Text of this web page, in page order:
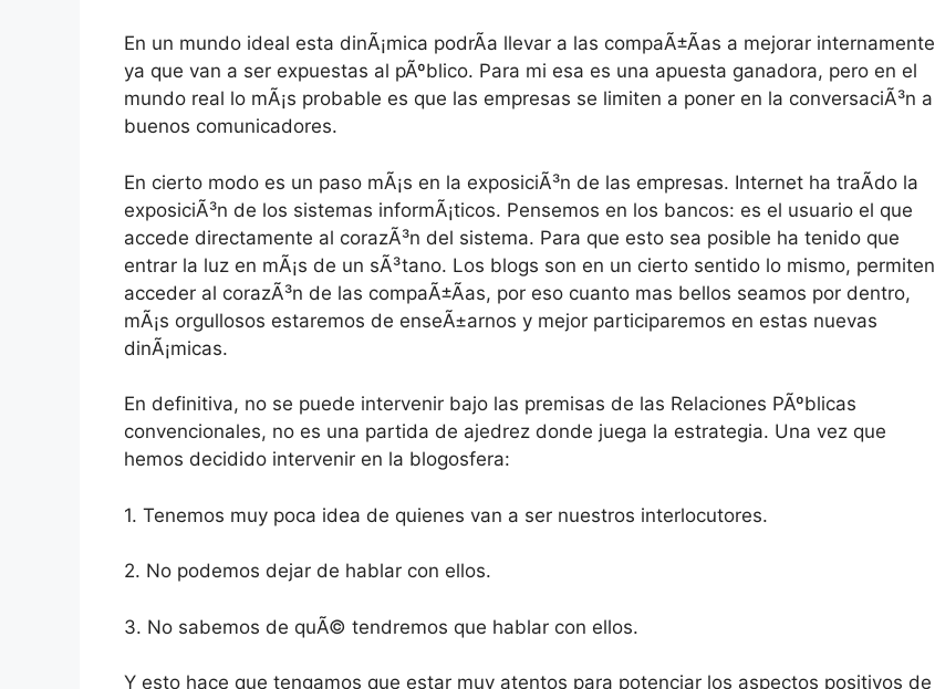
En un mundo ideal esta dinÃ¡mica podrÃ­a llevar a las compaÃ±Ã­as a mejorar internamente
ya que van a ser expuestas al pÃºblico. Para mi esa es una apuesta ganadora, pero en el
mundo real lo mÃ¡s probable es que las empresas se limiten a poner en la conversaciÃ³n a
buenos comunicadores.
En cierto modo es un paso mÃ¡s en la exposiciÃ³n de las empresas. Internet ha traÃ­do la
exposiciÃ³n de los sistemas informÃ¡ticos. Pensemos en los bancos: es el usuario el que
accede directamente al corazÃ³n del sistema. Para que esto sea posible ha tenido que
entrar la luz en mÃ¡s de un sÃ³tano. Los blogs son en un cierto sentido lo mismo, permiten
acceder al corazÃ³n de las compaÃ±Ã­as, por eso cuanto mas bellos seamos por dentro,
mÃ¡s orgullosos estaremos de enseÃ±arnos y mejor participaremos en estas nuevas
dinÃ¡micas.
En definitiva, no se puede intervenir bajo las premisas de las Relaciones PÃºblicas
convencionales, no es una partida de ajedrez donde juega la estrategia. Una vez que
hemos decidido intervenir en la blogosfera:
1. Tenemos muy poca idea de quienes van a ser nuestros interlocutores.
2. No podemos dejar de hablar con ellos.
3. No sabemos de quÃ© tendremos que hablar con ellos.
Y esto hace que tengamos que estar muy atentos para potenciar los aspectos positivos de